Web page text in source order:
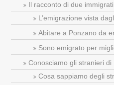
Il racconto di due
L’emigrazione vista
Abitare a Ponzano da
Sono emigrato per
Conosciamo gli stranieri di
Cosa sappiamo degli